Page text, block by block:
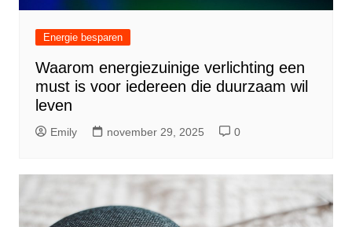
Energie besparen
Waarom energiezuinige verlichting een
must is voor iedereen die duurzaam wil
leven
Emily november 29, 2025 0